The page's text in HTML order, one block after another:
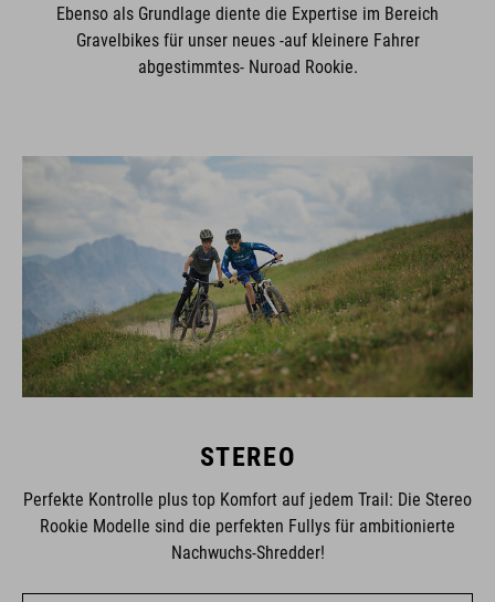
Ebenso als Grundlage diente die Expertise im Bereich
Gravelbikes für unser neues -auf kleinere Fahrer
abgestimmtes- Nuroad Rookie.
STEREO
Perfekte Kontrolle plus top Komfort auf jedem Trail: Die Stereo
Rookie Modelle sind die perfekten Fullys für ambitionierte
Nachwuchs-Shredder!